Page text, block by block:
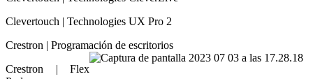
Clevertouch | Technologies UX Pro 2
Crestron | Programación de escritorios
Crestron | Flex